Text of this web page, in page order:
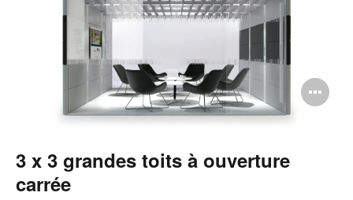
3 x 3 grandes toits à ouverture
carrée